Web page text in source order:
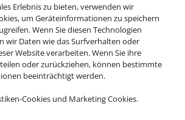
Erlebnis zu bieten, verwenden wir
um Geräteinformationen zu speichern
Wenn Sie diesen Technologien
wir Daten wie das Surfverhalten oder
Website verarbeiten. Wenn Sie ihre
oder zurückziehen, können bestimmte
beeinträchtigt werden.
Cookies und Marketing Cookies.